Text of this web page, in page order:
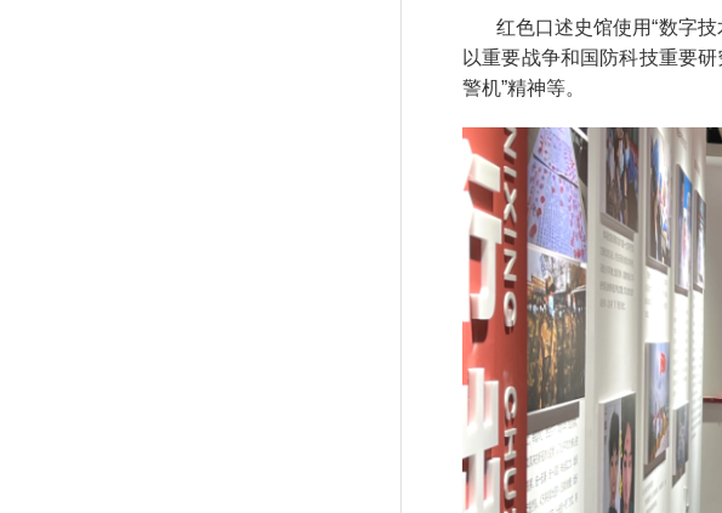
红色口述史馆使用“数字技术
以重要战争和国防科技重要
警机”精神等。